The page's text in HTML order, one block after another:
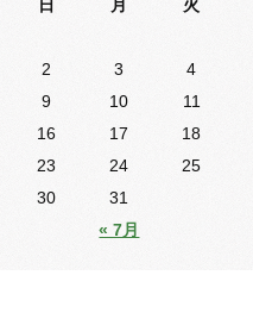
日
月 火
« 7月
2
3 4
9
10 11
16
17 18
23
24 25
30
31